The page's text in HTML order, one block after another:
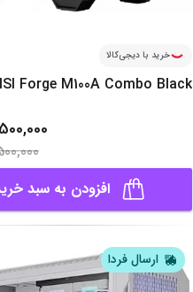
خرید با دیجی‌کالا
Forge M100A Combo Black
افزودن به سبد
ارسال فردا